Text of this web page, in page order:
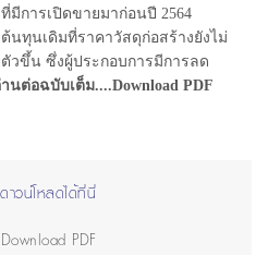
มีการเปิดขายมาก่อนปี 2564
นทุนเดิมที่ราคาวัสดุก่อสร้างยังไม่
วขึ้น ซึ่งผู้ประกอบการมีการลด
นต่อฉบับเต็ม....Download PDF
าวน์โหลดได้ที่นี่
Download PDF